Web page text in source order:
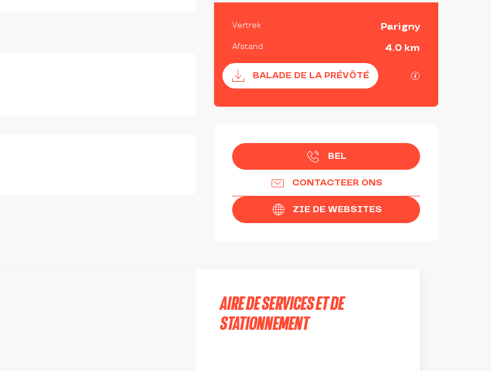
PRAKTISCHE
Vertrek Parigny
Afstand 4.0 km
Documentatie
BALADE DE LA PRÉVÔTÉ Met GPX /
OPENINGSTIJDEN EN
BEL
CONTACTEER ONS
ZIE DE WEBSITES
AIRE DE SERVICES ET DE
STATIONNEMENT